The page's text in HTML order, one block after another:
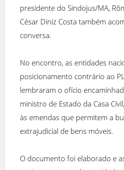
presidente do Sindojus/MA,
César Diniz Costa também
conversa.
No encontro, as entidades
posicionamento contrário ao
lembraram o ofício
ministro de Estado da Casa
às emendas que permitem a
extrajudicial de bens móveis.
O documento foi elaborado e